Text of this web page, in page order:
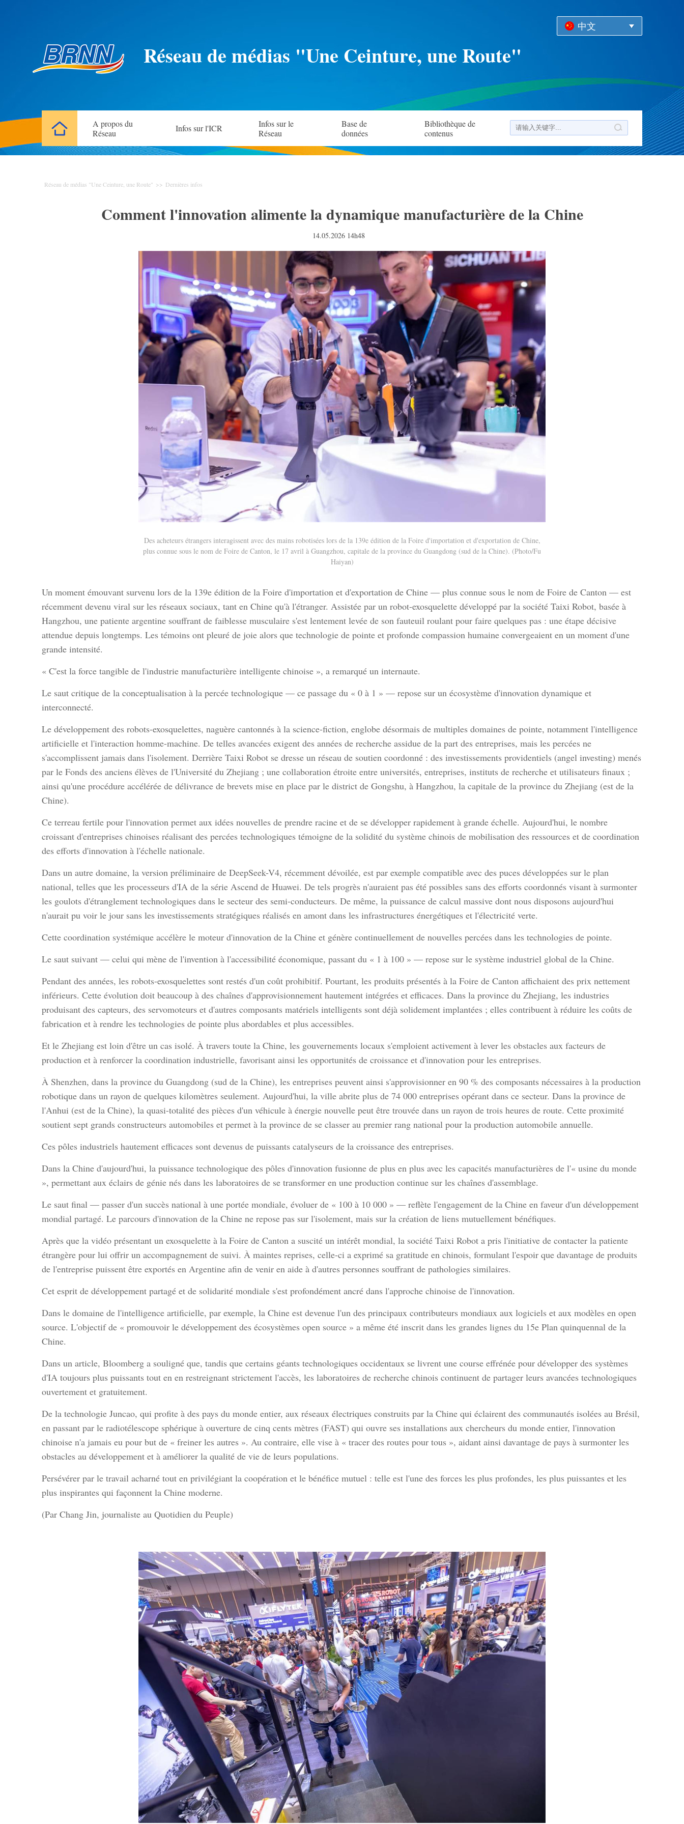
中文
Réseau de médias "Une Ceinture, une Route"
A propos du
Réseau
Infos sur l'ICR
Infos sur le
Réseau
Base de
données
Bibliothèque de
contenus
Réseau de médias "Une Ceinture, une Route" >> Dernières infos
Comment l'innovation alimente la dynamique manufacturière de la Chine
14.05.2026 14h48
Des acheteurs étrangers interagissent avec des mains robotisées lors de la 139e édition de la Foire d'importation et d'exportation de Chine,
plus connue sous le nom de Foire de Canton, le 17 avril à Guangzhou, capitale de la province du Guangdong (sud de la Chine). (Photo/Fu
Haiyan)
Un moment émouvant survenu lors de la 139e édition de la Foire d'importation et d'exportation de Chine — plus connue sous le nom de Foire de Canton — est
récemment devenu viral sur les réseaux sociaux, tant en Chine qu'à l'étranger. Assistée par un robot-exosquelette développé par la société Taixi Robot, basée à
Hangzhou, une patiente argentine souffrant de faiblesse musculaire s'est lentement levée de son fauteuil roulant pour faire quelques pas : une étape décisive
attendue depuis longtemps. Les témoins ont pleuré de joie alors que technologie de pointe et profonde compassion humaine convergeaient en un moment d'une
grande intensité.
« C'est la force tangible de l'industrie manufacturière intelligente chinoise », a remarqué un internaute.
Le saut critique de la conceptualisation à la percée technologique — ce passage du « 0 à 1 » — repose sur un écosystème d'innovation dynamique et
interconnecté.
Le développement des robots-exosquelettes, naguère cantonnés à la science-fiction, englobe désormais de multiples domaines de pointe, notamment l'intelligence
artificielle et l'interaction homme-machine. De telles avancées exigent des années de recherche assidue de la part des entreprises, mais les percées ne
s'accomplissent jamais dans l'isolement. Derrière Taixi Robot se dresse un réseau de soutien coordonné : des investissements providentiels (angel investing) menés
par le Fonds des anciens élèves de l'Université du Zhejiang ; une collaboration étroite entre universités, entreprises, instituts de recherche et utilisateurs finaux ;
ainsi qu'une procédure accélérée de délivrance de brevets mise en place par le district de Gongshu, à Hangzhou, la capitale de la province du Zhejiang (est de la
Chine).
Ce terreau fertile pour l'innovation permet aux idées nouvelles de prendre racine et de se développer rapidement à grande échelle. Aujourd'hui, le nombre
croissant d'entreprises chinoises réalisant des percées technologiques témoigne de la solidité du système chinois de mobilisation des ressources et de coordination
des efforts d'innovation à l'échelle nationale.
Dans un autre domaine, la version préliminaire de DeepSeek-V4, récemment dévoilée, est par exemple compatible avec des puces développées sur le plan
national, telles que les processeurs d'IA de la série Ascend de Huawei. De tels progrès n'auraient pas été possibles sans des efforts coordonnés visant à surmonter
les goulots d'étranglement technologiques dans le secteur des semi-conducteurs. De même, la puissance de calcul massive dont nous disposons aujourd'hui
n'aurait pu voir le jour sans les investissements stratégiques réalisés en amont dans les infrastructures énergétiques et l'électricité verte.
Cette coordination systémique accélère le moteur d'innovation de la Chine et génère continuellement de nouvelles percées dans les technologies de pointe.
Le saut suivant — celui qui mène de l'invention à l'accessibilité économique, passant du « 1 à 100 » — repose sur le système industriel global de la Chine.
Pendant des années, les robots-exosquelettes sont restés d'un coût prohibitif. Pourtant, les produits présentés à la Foire de Canton affichaient des prix nettement
inférieurs. Cette évolution doit beaucoup à des chaînes d'approvisionnement hautement intégrées et efficaces. Dans la province du Zhejiang, les industries
produisant des capteurs, des servomoteurs et d'autres composants matériels intelligents sont déjà solidement implantées ; elles contribuent à réduire les coûts de
fabrication et à rendre les technologies de pointe plus abordables et plus accessibles.
Et le Zhejiang est loin d'être un cas isolé. À travers toute la Chine, les gouvernements locaux s'emploient activement à lever les obstacles aux facteurs de
production et à renforcer la coordination industrielle, favorisant ainsi les opportunités de croissance et d'innovation pour les entreprises.
À Shenzhen, dans la province du Guangdong (sud de la Chine), les entreprises peuvent ainsi s'approvisionner en 90 % des composants nécessaires à la production
robotique dans un rayon de quelques kilomètres seulement. Aujourd'hui, la ville abrite plus de 74 000 entreprises opérant dans ce secteur. Dans la province de
l'Anhui (est de la Chine), la quasi-totalité des pièces d'un véhicule à énergie nouvelle peut être trouvée dans un rayon de trois heures de route. Cette proximité
soutient sept grands constructeurs automobiles et permet à la province de se classer au premier rang national pour la production automobile annuelle.
Ces pôles industriels hautement efficaces sont devenus de puissants catalyseurs de la croissance des entreprises.
Dans la Chine d'aujourd'hui, la puissance technologique des pôles d'innovation fusionne de plus en plus avec les capacités manufacturières de l'« usine du monde
», permettant aux éclairs de génie nés dans les laboratoires de se transformer en une production continue sur les chaînes d'assemblage.
Le saut final — passer d'un succès national à une portée mondiale, évoluer de « 100 à 10 000 » — reflète l'engagement de la Chine en faveur d'un développement
mondial partagé. Le parcours d'innovation de la Chine ne repose pas sur l'isolement, mais sur la création de liens mutuellement bénéfiques.
Après que la vidéo présentant un exosquelette à la Foire de Canton a suscité un intérêt mondial, la société Taixi Robot a pris l'initiative de contacter la patiente
étrangère pour lui offrir un accompagnement de suivi. À maintes reprises, celle-ci a exprimé sa gratitude en chinois, formulant l'espoir que davantage de produits
de l'entreprise puissent être exportés en Argentine afin de venir en aide à d'autres personnes souffrant de pathologies similaires.
Cet esprit de développement partagé et de solidarité mondiale s'est profondément ancré dans l'approche chinoise de l'innovation.
Dans le domaine de l'intelligence artificielle, par exemple, la Chine est devenue l'un des principaux contributeurs mondiaux aux logiciels et aux modèles en open
source. L'objectif de « promouvoir le développement des écosystèmes open source » a même été inscrit dans les grandes lignes du 15e Plan quinquennal de la
Chine.
Dans un article, Bloomberg a souligné que, tandis que certains géants technologiques occidentaux se livrent une course effrénée pour développer des systèmes
d'IA toujours plus puissants tout en en restreignant strictement l'accès, les laboratoires de recherche chinois continuent de partager leurs avancées technologiques
ouvertement et gratuitement.
De la technologie Juncao, qui profite à des pays du monde entier, aux réseaux électriques construits par la Chine qui éclairent des communautés isolées au Brésil,
en passant par le radiotélescope sphérique à ouverture de cinq cents mètres (FAST) qui ouvre ses installations aux chercheurs du monde entier, l'innovation
chinoise n'a jamais eu pour but de « freiner les autres ». Au contraire, elle vise à « tracer des routes pour tous », aidant ainsi davantage de pays à surmonter les
obstacles au développement et à améliorer la qualité de vie de leurs populations.
Persévérer par le travail acharné tout en privilégiant la coopération et le bénéfice mutuel : telle est l'une des forces les plus profondes, les plus puissantes et les
plus inspirantes qui façonnent la Chine moderne.
(Par Chang Jin, journaliste au Quotidien du Peuple)